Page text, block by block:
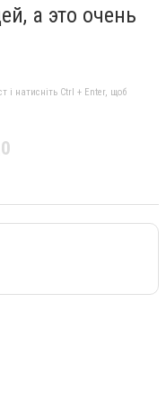
а это очень
і натисніть Ctrl + Enter, щоб